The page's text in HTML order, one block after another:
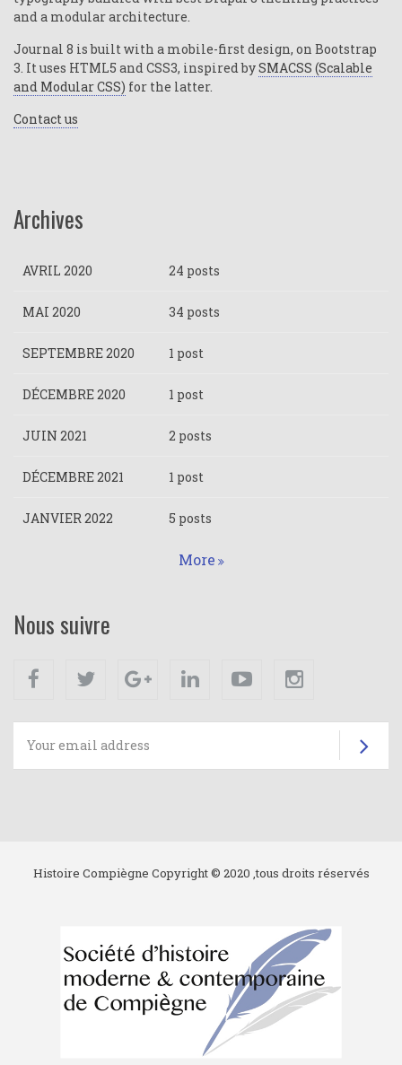
and a modular architecture.
Journal 8 is built with a mobile-first design, on Bootstrap
3. It uses HTML5 and CSS3, inspired bySMACSS (Scalable
and Modular CSS) for the latter.
Contact us
Archives
AVRIL 2020 24 posts
MAI 2020 34 posts
SEPTEMBRE 2020 1 post
DÉCEMBRE 2020 1 post
JUIN 2021 2 posts
DÉCEMBRE 2021 1 post
JANVIER 2022 5 posts
More
Nous suivre
Facebook Twitter Google+ Linkedin Youtube
Histoire Compiègne Copyright © 2020 ,tous droits réservés